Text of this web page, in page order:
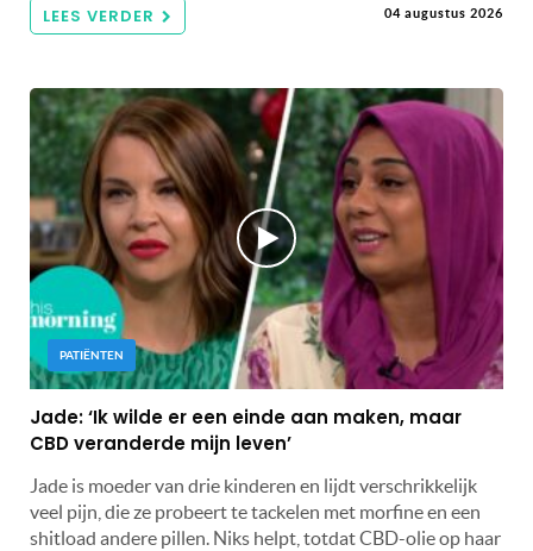
LEES VERDER 04 augustus 2026
PATIËNTEN
Jade: ‘Ik wilde er een einde aan maken, maar
CBD veranderde mijn leven’
Jade is moeder van drie kinderen en lijdt verschrikkelijk
veel pijn, die ze probeert te tackelen met morfine en een
shitload andere pillen. Niks helpt, totdat CBD-olie op haar